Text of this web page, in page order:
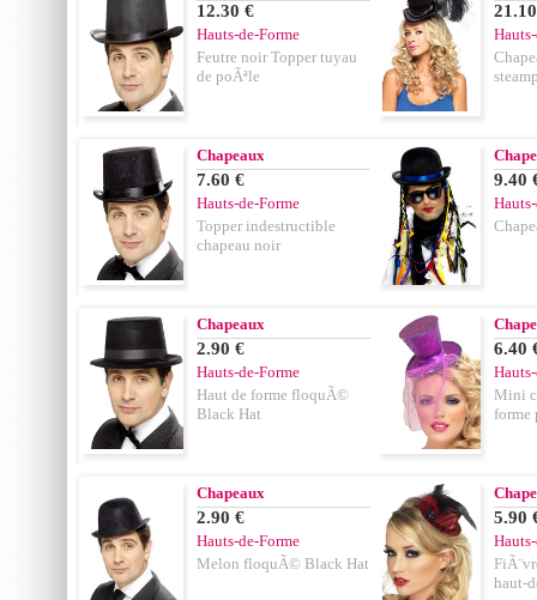
12.30 €
Hauts-de-Forme
Feutre noir Topper tuyau
de poÃªle
Chapeaux
7.60 €
Hauts-de-Forme
Topper indestructible
chapeau noir
9.40
Chapeaux
2.90 €
Hauts-de-Forme
Haut de forme floquÃ©
Black Hat
6.40
Mini
forme
Chapeaux
2.90 €
Hauts-de-Forme
Melon floquÃ© Black Hat
5.90
haut-